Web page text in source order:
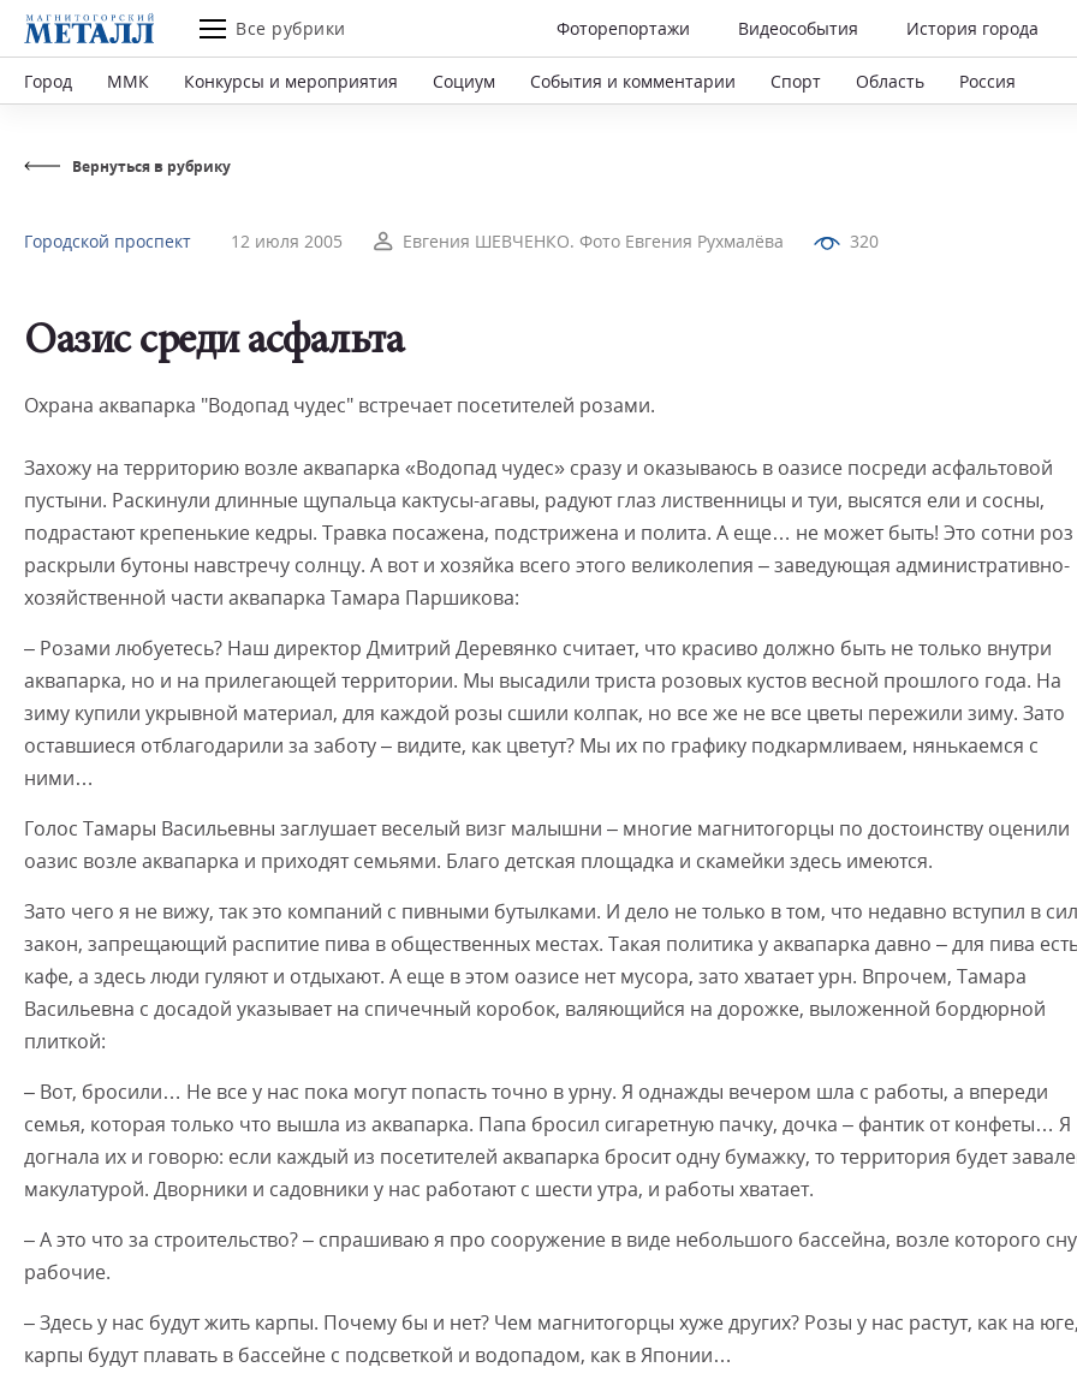
Все рубрики Фоторепортажи Видеособытия История города
Город ММК Конкурсы и мероприятия Социум События и комментарии Спорт Область Россия
Вернуться в рубрику
Городской проспект 12 июля 2005 Евгения ШЕВЧЕНКО. Фото Евгения Рухмалёва 320
Оазис среди асфальта
Охрана аквапарка "Водопад чудес" встречает посетителей розами.
Захожу на территорию возле аквапарка «Водопад чудес» сразу и оказываюсь в оазисе посреди асфальтовой
пустыни. Раскинули длинные щупальца кактусы-агавы, радуют глаз лиственницы и туи, высятся ели и сосны,
подрастают крепенькие кедры. Травка посажена, подстрижена и полита. А еще… не может быть! Это сотни роз
раскрыли бутоны навстречу солнцу. А вот и хозяйка всего этого великолепия – заведующая административно-
хозяйственной части аквапарка Тамара Паршикова:
– Розами любуетесь? Наш директор Дмитрий Деревянко считает, что красиво должно быть не только внутри
аквапарка, но и на прилегающей территории. Мы высадили триста розовых кустов весной прошлого года. На
зиму купили укрывной материал, для каждой розы сшили колпак, но все же не все цветы пережили зиму. Зато
оставшиеся отблагодарили за заботу – видите, как цветут? Мы их по графику подкармливаем, нянькаемся с
ними…
Голос Тамары Васильевны заглушает веселый визг малышни – многие магнитогорцы по достоинству оценили
оазис возле аквапарка и приходят семьями. Благо детская площадка и скамейки здесь имеются.
Зато чего я не вижу, так это компаний с пивными бутылками. И дело не только в том, что недавно вступил в
закон, запрещающий распитие пива в общественных местах. Такая политика у аквапарка давно – для пива
кафе, а здесь люди гуляют и отдыхают. А еще в этом оазисе нет мусора, зато хватает урн. Впрочем, Тамара
Васильевна с досадой указывает на спичечный коробок, валяющийся на дорожке, выложенной бордюрной
плиткой:
– Вот, бросили… Не все у нас пока могут попасть точно в урну. Я однажды вечером шла с работы, а впереди
семья, которая только что вышла из аквапарка. Папа бросил сигаретную пачку, дочка – фантик от конфеты… Я
догнала их и говорю: если каждый из посетителей аквапарка бросит одну бумажку, то территория будет
макулатурой. Дворники и садовники у нас работают с шести утра, и работы хватает.
– А это что за строительство? – спрашиваю я про сооружение в виде небольшого бассейна, возле которого
рабочие.
– Здесь у нас будут жить карпы. Почему бы и нет? Чем магнитогорцы хуже других? Розы у нас растут, как на
карпы будут плавать в бассейне с подсветкой и водопадом, как в Японии…